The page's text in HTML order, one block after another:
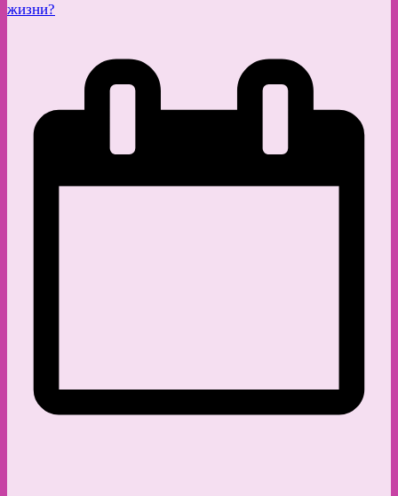
жизни?